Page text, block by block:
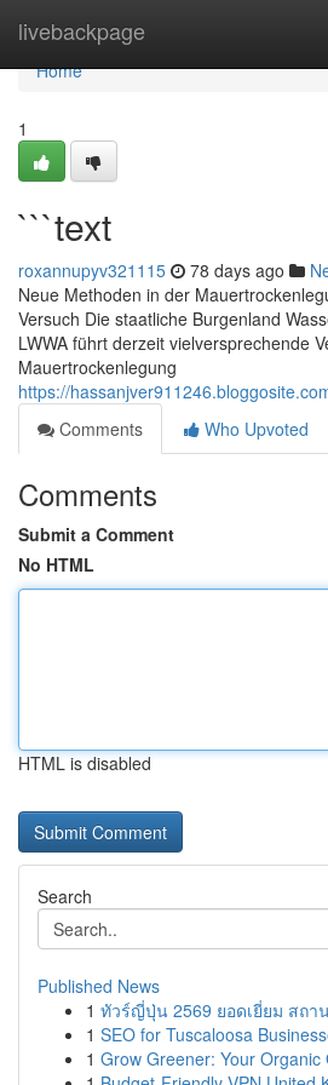
livebackpage
Home
Home
1
```text
roxannupyv321115 78 days ago
Neue Methoden in der
Versuch Die staatliche Burgenland
LWWA führt derzeit vielversprechende
Mauertrockenlegung
https://
Comments
Who Upvoted
Comments
Submit a Comment
No HTML
HTML is disabled
Search
Published News
1 ทัวร์ญี่ปุ่น 2569 ยอดเยี่ยม สถา
1 SEO for Tuscaloosa
1 Grow Greener: Your